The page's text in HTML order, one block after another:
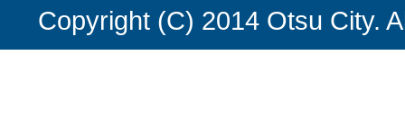
Copyright (C) 2014 Otsu City.